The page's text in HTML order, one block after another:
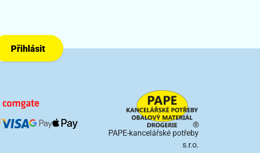
Přihlásit
PAPE-kancelářské potřeby
s.r.o.